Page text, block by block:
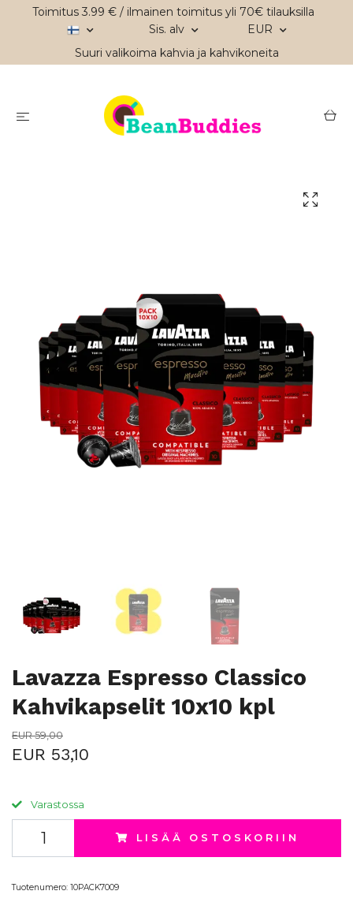
Toimitus 3.99 € / ilmainen toimitus yli 70€ tilauksilla
Sis. alv
EUR
Suuri valikoima kahvia ja kahvikoneita
Lavazza Espresso Classico
Kahvikapselit 10x10 kpl
EUR 59,00
EUR 53,10
Varastossa
LISÄÄ OSTOSKORIIN
Tuotenumero: 10PACK7009